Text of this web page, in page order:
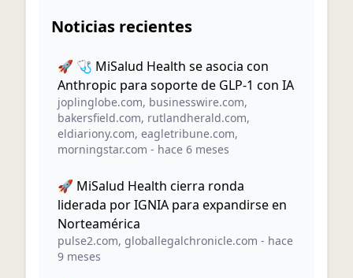
Noticias recientes
🚀 🩺 MiSalud Health se asocia con
Anthropic para soporte de GLP-1 con IA
joplinglobe.com, businesswire.com,
bakersfield.com, rutlandherald.com,
eldiariony.com, eagletribune.com,
morningstar.com - hace 6 meses
🚀 MiSalud Health cierra ronda
liderada por IGNIA para expandirse en
Norteamérica
pulse2.com, globallegalchronicle.com - hace
9 meses